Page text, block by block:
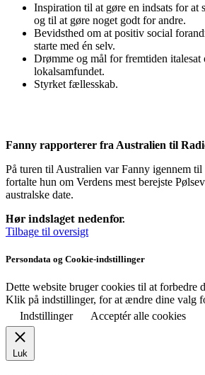
Inspiration til at gøre en indsats for at
og til at gøre noget godt for andre.
Bevidsthed om at positiv social
starte med én selv.
Drømme og mål for fremtiden italesat
lokalsamfundet.
Styrket fællesskab.
Fanny rapporterer fra Australien til
På turen til Australien var Fanny igennem
fortalte hun om Verdens mest berejste
australske date.
Hør indslaget nedenfor.
Tilbage til oversigt
Persondata og Cookie-indstillinger
Dette website bruger cookies til at forbedre
Klik på indstillinger, for at ændre dine valg
Indstillinger
Acceptér alle cookies
Luk